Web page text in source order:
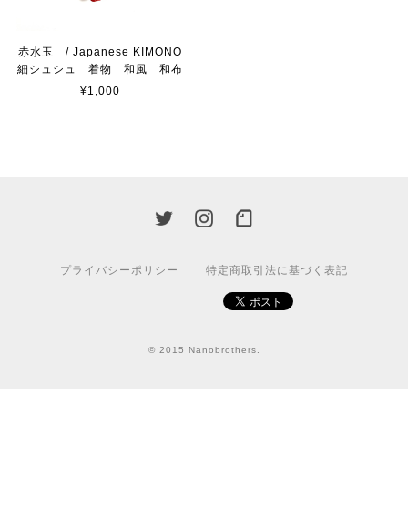
赤水玉 / Japanese KIMONO
細シュシュ 着物 和風 和布
¥1,000
プライバシーポリシー 特定商取引法に基づく表記
© 2015 Nanobrothers.